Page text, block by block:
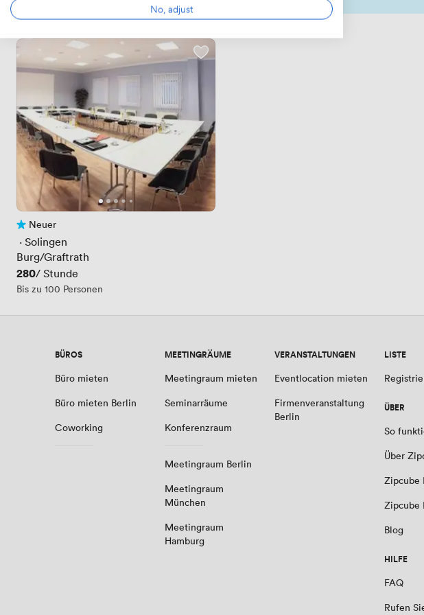
Noch keine Bewertungen
Neuer
· Solingen
Burg/Graftrath
Preis
280/ Stunde
Bis zu 100 Personen
BÜROS
Büro mieten
Büro mieten Berlin
Coworking
MEETINGRÄUME
Meetingraum mieten
Seminarräume
Konferenzraum
Meetingraum Berlin
Meetingraum
München
Meetingraum
Hamburg
VERANSTALTUNGEN
Eventlocation mieten
Firmenveranstaltung
Berlin
LISTE
ÜBER
So
Über
Zipcube
Zipcube
Blog
HILFE
FAQ
Rufen
No, adjust